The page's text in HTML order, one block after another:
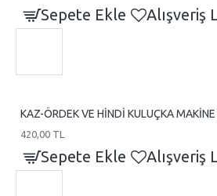
Sepete Ekle Alışveriş
KAZ-ÖRDEK VE HİNDİ KULUÇKA MAKİNE
420,00 TL
Sepete Ekle Alışveriş